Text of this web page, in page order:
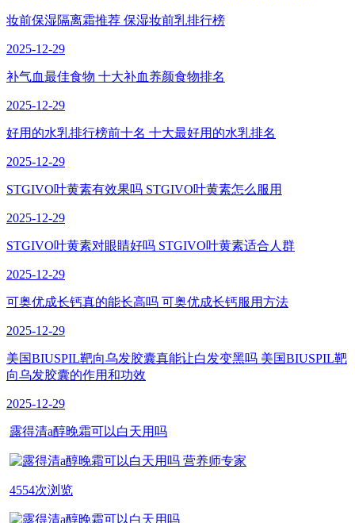
妆前保湿隔离霜推荐 保湿妆前乳排行榜
2025-12-29
补气血最佳食物 十大补血养颜食物排名
2025-12-29
好用的水乳排行榜前十名 十大最好用的水乳排名
2025-12-29
STGIVO叶黄素有效果吗 STGIVO叶黄素怎么服用
2025-12-29
STGIVO叶黄素对眼睛好吗 STGIVO叶黄素适合人群
2025-12-29
可奥优成长钙真的能长高吗 可奥优成长钙服用方法
2025-12-29
美国BIUSPIL靶向乌发胶囊真能让白发变黑吗 美国BIUSPIL靶
向乌发胶囊的作用和功效
2025-12-29
露得清a醇晚霜可以白天用吗
营养师专家
4554次浏览